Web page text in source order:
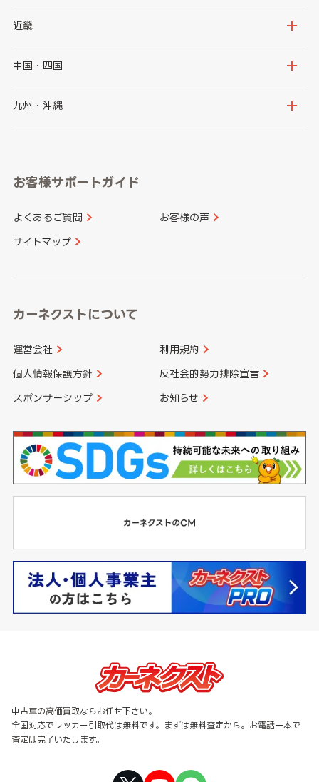
秋田県
群馬県
千葉県
新潟県
石川県
山梨県
愛知県
近畿
大阪府
京都府
和歌山県
中国・四国
鳥取県
山口県
香川県 愛媛県
九州・沖縄
長崎県
大分県 宮崎県
お客様サポートガイド
よくあるご質問 お客様の声
サイトマップ
カーネクストについて
運営会社 利用規約
個人情報保護方針 反社会的勢力排除宣言
スポンサーシップ お知らせ
中古車の高価買取ならお任せ下さい。
全国対応でレッカー引取代は無料です。まずは無料査定から。お電話一本で
査定は完了いたします。